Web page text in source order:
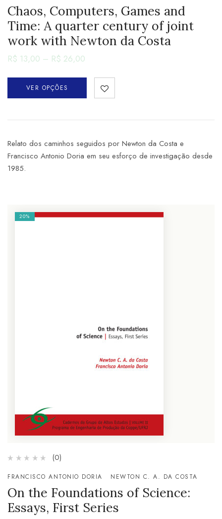
Chaos, Computers, Games and
Time: A quarter century of joint
work with Newton da Costa
R$ 13,00 – R$ 26,00
VER OPÇÕES
Relato dos caminhos seguidos por Newton da Costa e
Francisco Antonio Doria em seu esforço de investigação desde
1985.
20%
(0)
FRANCISCO ANTONIO DORIA NEWTON C. A. DA COSTA
On the Foundations of Science:
Essays, First Series